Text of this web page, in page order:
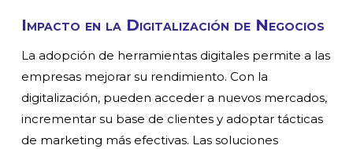
Impacto en la Digitalización de Negocios
La adopción de herramientas digitales permite a las
empresas mejorar su rendimiento. Con la
digitalización, pueden acceder a nuevos mercados,
incrementar su base de clientes y adoptar tácticas
de marketing más efectivas. Las soluciones